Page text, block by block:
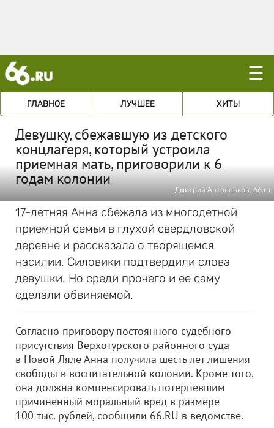
☰
ГЛАВНОЕ ЛУЧШЕЕ ХИТЫ
Девушку, сбежавшую из детского
концлагеря, который устроила
приемная мать, приговорили к 6
годам колонии
Дмитрий Антоненков, 66.ru
17-летняя Анна сбежала из многодетной
приемной семьи в глухой свердловской
деревне и рассказала о творящемся
насилии. Силовики подтвердили слова
девушки. Но среди прочего и ее саму
сделали обвиняемой.
Согласно приговору постоянного судебного
присутствия Верхотурского районного суда
в Новой Ляле Анна получила шесть лет лишения
свободы в воспитательной колонии. Кроме того,
она должна компенсировать потерпевшим
причиненный моральный вред в размере
100 тыс. рублей, сообщили 66.RU в ведомстве.